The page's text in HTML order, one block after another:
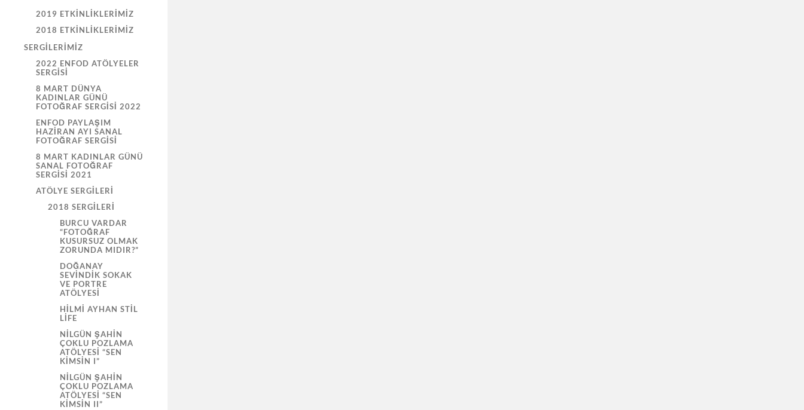
2019 ETKINLIKLERIMIZ
2018 ETKINLIKLERIMIZ
SERGILERIMIZ
2022 ENFOD ATÖLYELER
SERGISI
8 MART DÜNYA
KADINLAR GÜNÜ
FOTOĞRAF SERGISI 2022
ENFOD PAYLAŞIM
HAZİRAN AYI SANAL
FOTOĞRAF SERGİSİ
8 MART KADINLAR GÜNÜ
SANAL FOTOĞRAF
SERGİSİ 2021
ATÖLYE SERGILERI
2018 SERGILERI
BURCU VARDAR
“FOTOĞRAF
KUSURSUZ OLMAK
ZORUNDA MIDIR?”
DOĞANAY
SEVİNDİK SOKAK
VE PORTRE
ATÖLYESI
HILMI AYHAN STIL
LIFE
NILGÜN ŞAHIN
ÇOKLU POZLAMA
ATÖLYESI “SEN
KIMSIN I”
NILGÜN ŞAHIN
ÇOKLU POZLAMA
ATÖLYESI “SEN
KIMSIN II”